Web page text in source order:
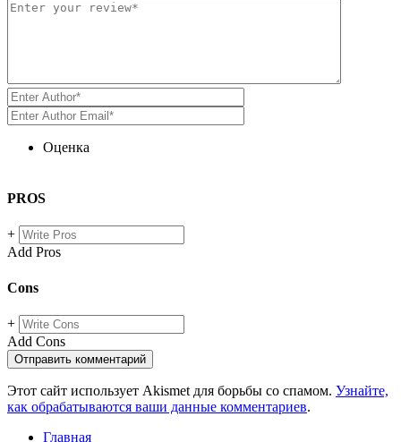
Оценка
PROS
+
Add Pros
Cons
+
Add Cons
Этот сайт использует Akismet для борьбы со спамом. Узнайте,
как обрабатываются ваши данные комментариев.
Главная